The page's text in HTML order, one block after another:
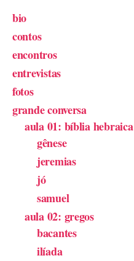
bio
contos
encontros
entrevistas
fotos
grande conversa
aula 01: bíblia hebraica
gênese
jeremias
jó
samuel
aula 02: gregos
bacantes
ilíada